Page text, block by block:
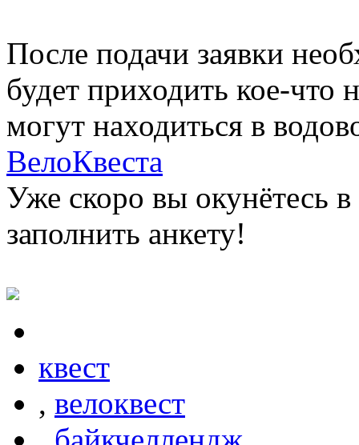
После подачи заявки
будет приходить кое-что
могут находиться в
ВелоКвеста
Уже скоро вы окунётесь
заполнить анкету!
квест
, велоквест